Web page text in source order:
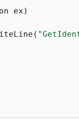
ex)